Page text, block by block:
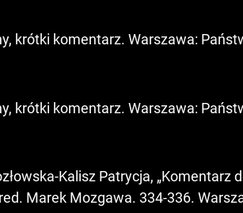
krótki komentarz. Warszawa:
krótki komentarz. Warszawa:
Kalisz Patrycja, „Komentarz
Marek Mozgawa. 334-336.